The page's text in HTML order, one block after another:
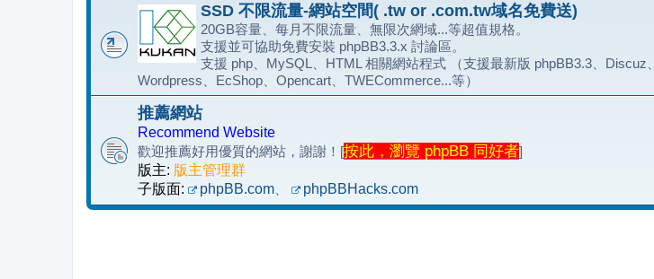
SSD 不限流量-網站空間( .tw or .com.tw域名免費送)
20GB容量、每月不限流量、無限次網域...等超值規格。
支援並可協助免費安裝 phpBB3.3.x 討論區。
支援 php、MySQL、HTML 相關網站程式 （支援最新版 phpBB3.3、Discuz、
Wordpress、EcShop、Opencart、TWECommerce...等）
推薦網站
Recommend Website
歡迎推薦好用優質的網站，謝謝！[按此，瀏覽 phpBB 同好者]
版主: 版主管理群
子版面:
phpBB.com、 phpBBHacks.com